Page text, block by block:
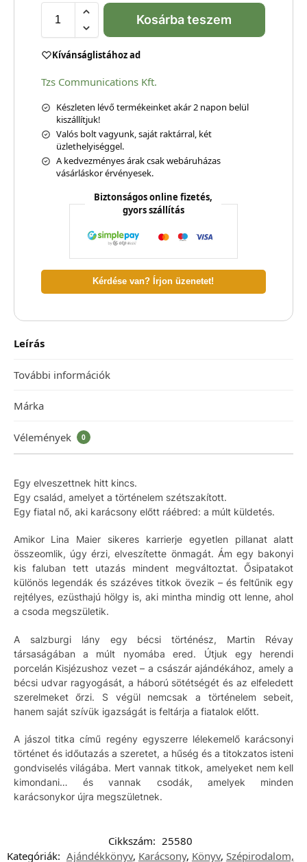
Kosárba teszem
Kívánságlistához ad
Tzs Communications Kft.
Készleten lévő termékeinket akár 2 napon belül
kiszállítjuk!
Valós bolt vagyunk, saját raktárral, két
üzlethelyiséggel.
A kedvezményes árak csak webáruházas
vásárláskor érvényesek.
Biztonságos online fizetés,
gyors szállítás
Kérdése van? Írjon üzenetet!
Leírás
További információk
Márka
Vélemények 0
Egy elveszettnek hitt kincs.
Egy család, amelyet a történelem szétszakított.
Egy fiatal nő, aki karácsony előtt ráébred: a múlt küldetés.
Amikor Lina Maier sikeres karrierje egyetlen pillanat alatt
összeomlik, úgy érzi, elveszítette önmagát. Ám egy bakonyi
kis faluban tett utazás mindent megváltoztat. Ősipatakot
különös legendák és százéves titkok övezik – és feltűnik egy
rejtélyes, ezüsthajú hölgy is, aki mintha mindig ott lenne, ahol
a csoda megszületik.
A salzburgi lány egy bécsi történész, Martin Révay
társaságában a múlt nyomába ered. Útjuk egy herendi
porcelán Kisjézushoz vezet – a császár ajándékához, amely a
bécsi udvar ragyogását, a háború sötétségét és az elfeledett
szerelmeket őrzi. S végül nemcsak a történelem sebeit,
hanem saját szívük igazságát is feltárja a fiatalok előtt.
A jászol titka című regény egyszerre lélekemelő karácsonyi
történet és időutazás a szeretet, a hűség és a titokzatos isteni
gondviselés világába. Mert vannak titkok, amelyeket nem kell
kimondani… és vannak csodák, amelyek minden
karácsonykor újra megszületnek.
Cikkszám: 25580
Kategóriák: Ajándékkönyv, Karácsony, Könyv, Szépirodalom,